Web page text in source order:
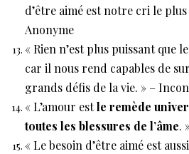
d’être aimé est notre cri le
Anonyme
« Rien n’est plus puissant que
car il nous rend capables de
grands défis de la vie. » –
« L’amour estle remède
toutes les blessures de l’âme.
« Le besoin d’être aimé est